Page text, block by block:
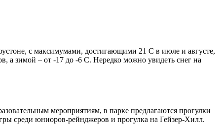
с максимумами, достигающими 21 С в июле и августе,
а зимой – от -17 до -6 С. Нередко можно увидеть снег на
мероприятиям, в парке предлагаются прогулки
среди юниоров-рейнджеров и прогулка на Гейзер-Хилл.